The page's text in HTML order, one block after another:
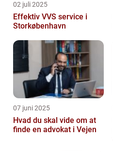
02 juli 2025
Effektiv VVS service i
Storkøbenhavn
07 juni 2025
Hvad du skal vide om at
finde en advokat i Vejen